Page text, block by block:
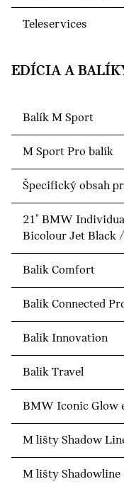
Teleservices
EDÍCIA A
Balík M Sport
M Sport Pro balík
Špecifický obsah
21" BMW
Bicolour Jet Black
Balík Comfort
Balík Connected
Balík Innovation
Balík Travel
BMW Iconic Glow
M lišty Shadow
M lišty Shadowline